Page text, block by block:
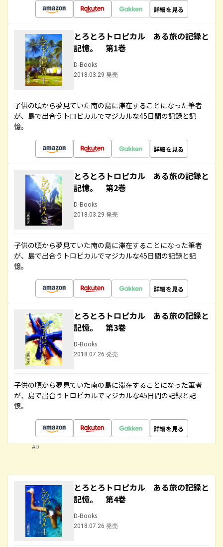
詳細を見る
とろとろトロピカル ある旅の記録と
記憶。 第1巻
D-Books
2018.03.29 発売
子供の頃から夢見ていた南の島に滞在することになった筆者
が、島で出合うトロピカルでマジカルな45日間の記録と記
憶。
詳細を見る
とろとろトロピカル ある旅の記録と
記憶。 第2巻
D-Books
2018.03.29 発売
子供の頃から夢見ていた南の島に滞在することになった筆者
が、島で出合うトロピカルでマジカルな45日間の記録と記
憶。
詳細を見る
とろとろトロピカル ある旅の記録と
記憶。 第3巻
D-Books
2018.07.26 発売
子供の頃から夢見ていた南の島に滞在することになった筆者
が、島で出合うトロピカルでマジカルな45日間の記録と記
憶。
詳細を見る
AD
とろとろトロピカル ある旅の記録と
記憶。 第4巻
D-Books
2018.07.26 発売